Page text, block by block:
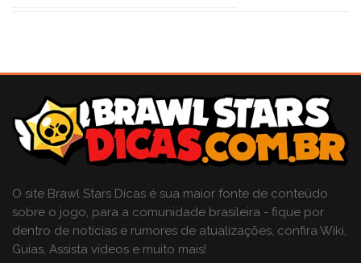
O site Brawl Stars Dicas é sua maior fonte de conteúdo
sobre o jogo, para a comunidade brasileira - fique por
dentro de notícias e rumores de atualizações, confira Wiki,
Guias, Assista vídeos e muito mais!